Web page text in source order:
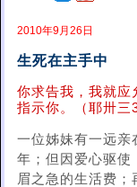
2010年9月26日
生死在主手中
你求告我，我就应
指示你。（耶卅三3
一位姊妹有一远亲
年；但因爱心驱使
眉之急的生活费